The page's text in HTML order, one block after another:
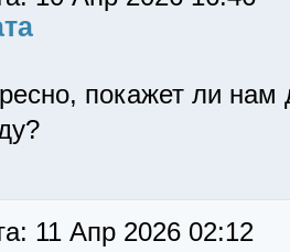
покажет ли
11 Апр 2026 02:12